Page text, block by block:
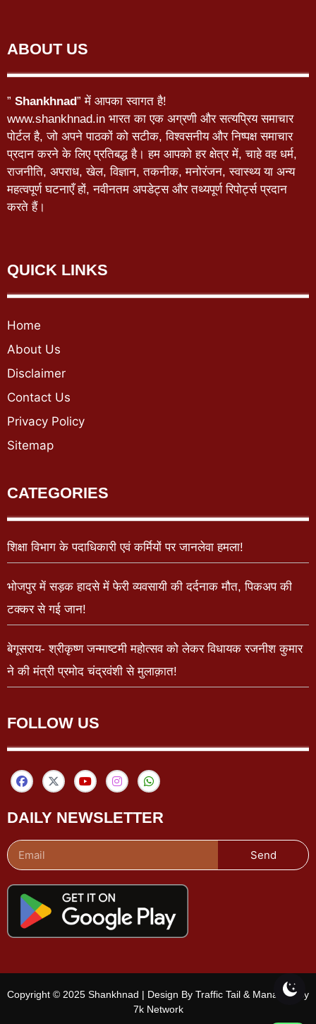
ABOUT US
” Shankhnad” में आपका स्वागत है!
www.shankhnad.in भारत का एक अग्रणी और सत्यप्रिय समाचार
पोर्टल है, जो अपने पाठकों को सटीक, विश्वसनीय और निष्पक्ष समाचार
प्रदान करने के लिए प्रतिबद्ध है। हम आपको हर क्षेत्र में, चाहे वह धर्म,
राजनीति, अपराध, खेल, विज्ञान, तकनीक, मनोरंजन, स्वास्थ्य या अन्य
महत्वपूर्ण घटनाएँ हों, नवीनतम अपडेट्स और तथ्यपूर्ण रिपोर्ट्स प्रदान
करते हैं।
QUICK LINKS
Home
About Us
Disclaimer
Contact Us
Privacy Policy
Sitemap
CATEGORIES
शिक्षा विभाग के पदाधिकारी एवं कर्मियों पर जानलेवा हमला!
भोजपुर में सड़क हादसे में फेरी व्यवसायी की दर्दनाक मौत, पिकअप की
टक्कर से गई जान!
बेगूसराय- श्रीकृष्ण जन्माष्टमी महोत्सव को लेकर विधायक रजनीश कुमार
ने की मंत्री प्रमोद चंद्रवंशी से मुलाक़ात!
FOLLOW US
DAILY NEWSLETTER
Send
Copyright © 2025 Shankhnad | Design By Traffic Tail & Managed By
7k Network